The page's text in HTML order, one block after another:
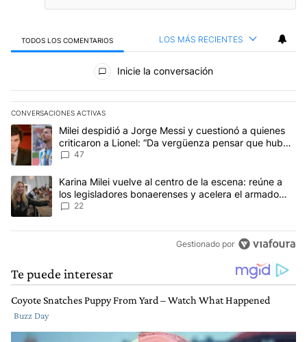
TODOS LOS COMENTARIOS LOS MÁS RECIENTES
Todos los comentarios
Inicie la conversación
CONVERSACIONES ACTIVAS
Este listado muestra los artículos con más comentarios en los
Un artículo de tendencia con el título "Milei despidió a Jorge
Milei despidió a Jorge Messi y cuestionó a quienes
criticaron a Lionel: “Da vergüenza pensar que hubo
anti-Messi”
47
Un artículo de tendencia con el título "Karina Milei vuelve al
Karina Milei vuelve al centro de la escena: reúne a
los legisladores bonaerenses y acelera el armado
para 2027
22
Gestionado por